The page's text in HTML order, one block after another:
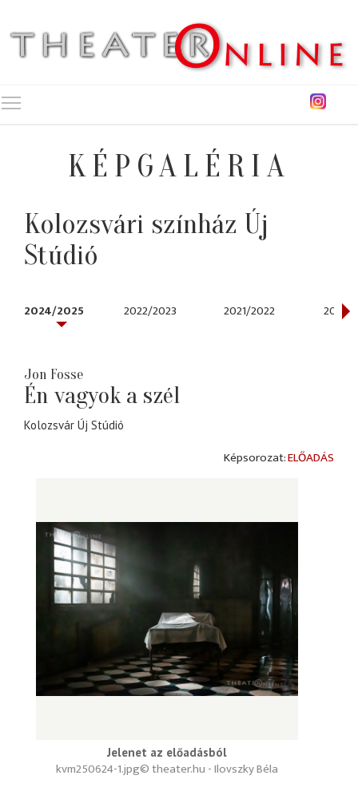
KÉPGALÉRIA
Kolozsvári színház Új
Stúdió
2024/2025 2022/2023 2021/2022 2018/
Jon Fosse
Én vagyok a szél
Kolozsvár Új Stúdió
ELŐADÁS
Jelenet az előadásból
© theater.hu - Ilovszky Béla
kvm250624-1.jpg